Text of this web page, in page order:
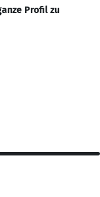
Profil zu